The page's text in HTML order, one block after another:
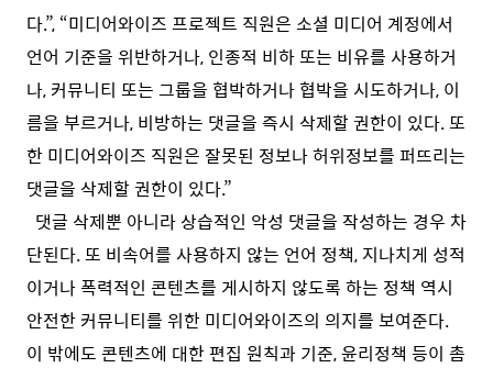
다.”, “미디어와이즈 프로젝트 직원은 소셜 미디어 계정에서
언어 기준을 위반하거나, 인종적 비하 또는 비유를 사용하거
나, 커뮤니티 또는 그룹을 협박하거나 협박을 시도하거나, 이
름을 부르거나, 비방하는 댓글을 즉시 삭제할 권한이 있다. 또
한 미디어와이즈 직원은 잘못된 정보나 허위정보를 퍼뜨리는
댓글을 삭제할 권한이 있다.”
댓글 삭제뿐 아니라 상습적인 악성 댓글을 작성하는 경우 차
단된다. 또 비속어를 사용하지 않는 언어 정책, 지나치게 성적
이거나 폭력적인 콘텐츠를 게시하지 않도록 하는 정책 역시
안전한 커뮤니티를 위한 미디어와이즈의 의지를 보여준다. ​​
이 밖에도 콘텐츠에 대한 편집 원칙과 기준, 윤리정책 등이 촘